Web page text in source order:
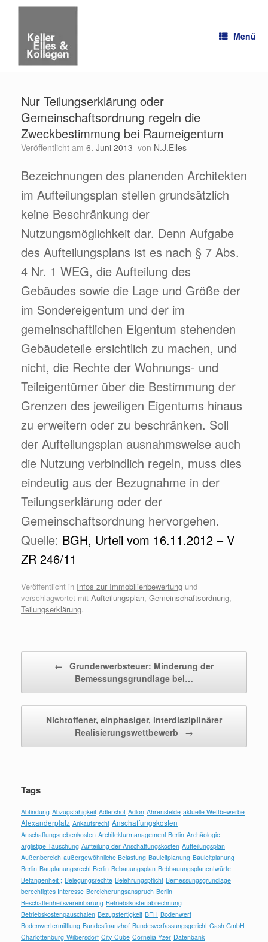
Menü
Nur Teilungserklärung oder
Gemeinschaftsordnung regeln die
Zweckbestimmung bei Raumeigentum
Veröffentlicht am 6. Juni 2013 von N.J.Elles
Bezeichnungen des planenden Architekten
im Aufteilungsplan stellen grundsätzlich
keine Beschränkung der
Nutzungsmöglichkeit dar. Denn Aufgabe
des Aufteilungsplans ist es nach § 7 Abs.
4 Nr. 1 WEG, die Aufteilung des
Gebäudes sowie die Lage und Größe der
im Sondereigentum und der im
gemeinschaftlichen Eigentum stehenden
Gebäudeteile ersichtlich zu machen, und
nicht, die Rechte der Wohnungs- und
Teileigentümer über die Bestimmung der
Grenzen des jeweiligen Eigentums hinaus
zu erweitern oder zu beschränken. Soll
der Aufteilungsplan ausnahmsweise auch
die Nutzung verbindlich regeln, muss dies
eindeutig aus der Bezugnahme in der
Teilungserklärung oder der
Gemeinschaftsordnung hervorgehen.
Quelle: BGH, Urteil vom 16.11.2012 – V
ZR 246/11
Veröffentlicht in Infos zur Immobilienbewertung und
verschlagwortet mit Aufteilungsplan, Gemeinschaftsordnung,
Teilungserklärung.
← Grunderwerbsteuer: Minderung der
Bemessungsgrundlage bei…
Nichtoffener, einphasiger, interdisziplinärer
Realisierungswettbewerb
→
Tags
Abfindung Abzugsfähigkeit Adlershof Adlon Ahrensfelde aktuelle Wettbewerbe
Alexanderplatz Ankaufsrecht Anschaffungskosten
Anschaffungsnebenkosten Architekturmanagement Berlin Archäologie
arglistige Täuschung Aufteilung der Anschaffungskosten Aufteilungsplan
Außenbereich außergewöhnliche Belastung Bauleitplanung Bauleitplanung
Berlin Bauplanungsrecht Berlin Bebauungsplan Bebbauungsplanentwürfe
Befangenheit ; Belegungsrechte Belehrungspflicht Bemessungsgrundlage
berechtigtes Interesse Bereicherungsanspruch Berlin
Beschaffenheitsvereinbarung Betriebskostenabrechnung
Betriebskostenpauschalen Bezugsfertigkeit BFH Bodenwert
Bodenwertermittlung Bundesfinanzhof Bundesverfassungsgericht Cash GmbH
Charlottenburg-Wilbersdorf City-Cube Cornelia Yzer Datenbank